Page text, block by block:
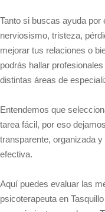
Tanto si buscas ayuda
nerviosismo, tristeza,
mejorar tus relaciones o
podrás hallar
distintas áreas de
Entendemos que
tarea fácil, por eso
transparente, organizada
efectiva.
Aquí puedes evaluar las
psicoterapeuta en